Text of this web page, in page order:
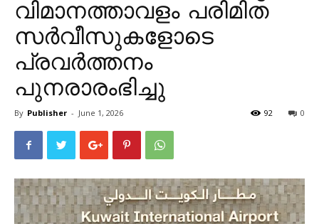
വിമാനത്താവളം പരിമിത
സർവീസുകളോടെ
പ്രവർത്തനം
പുനരാരംഭിച്ചു
By Publisher - June 1, 2026 0
92